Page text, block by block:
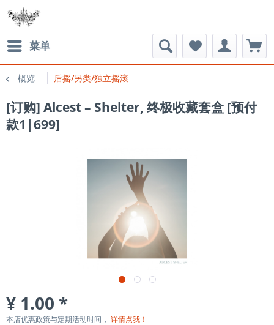
菜单
概览 后摇/另类/独立摇滚
[订购] Alcest ‎– Shelter, 终极收藏套盒 [预付
款1|699]
¥ 1.00 *
本店优惠政策与定期活动时间， 详情点我！